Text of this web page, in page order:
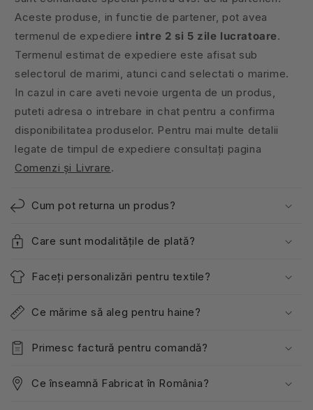
Aceste produse, in functie de partener, pot avea
termenul de expediere intre 2 si 5 zile lucratoare.
Termenul estimat de expediere este afisat sub
selectorul de marimi, atunci cand selectati o marime.
In cazul in care aveti nevoie urgenta de un produs,
puteti adresa o intrebare in chat pentru a confirma
disponibilitatea produselor. Pentru mai multe detalii
legate de timpul de expediere consultați pagina
Comenzi și Livrare.
Cum pot returna un produs?
Care sunt modalitățile de plată?
Faceți personalizări pentru textile?
Ce mărime să aleg pentru haine?
Primesc factură pentru comandă?
Ce înseamnă Fabricat în România?